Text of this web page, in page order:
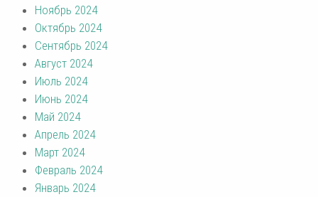
Ноябрь 2024
Октябрь 2024
Сентябрь 2024
Август 2024
Июль 2024
Июнь 2024
Май 2024
Апрель 2024
Март 2024
Февраль 2024
Январь 2024